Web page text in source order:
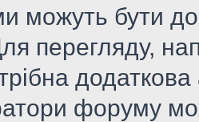
можуть бути
перегляду,
форуму